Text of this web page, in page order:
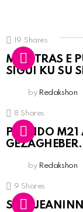
19 Shares
MIENTRAS E
SIGUI KU SU
by Redakshon
8 Shares
PARTIDO
GEZAGHEBER.
by Redakshon
9 Shares
SRA.